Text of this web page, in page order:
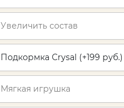
Увеличить состав
Подкормка Crysal (+199 руб.)
Мягкая игрушка